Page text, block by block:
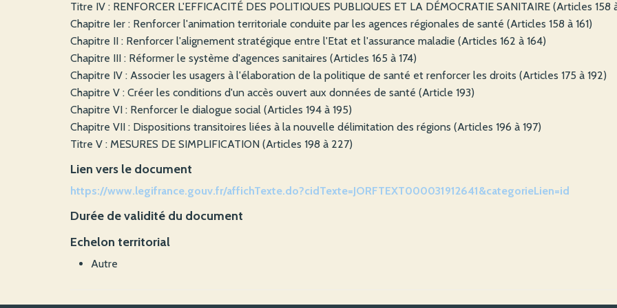
Titre IV : RENFORCER L'EFFICACITÉ DES POLITIQUES PUBLIQUES ET LA DÉMOCRATIE SANITAIRE (Articles 158
Chapitre Ier : Renforcer l'animation territoriale conduite par les agences régionales de santé (Articles 158 à 161)
Chapitre II : Renforcer l'alignement stratégique entre l'Etat et l'assurance maladie (Articles 162 à 164)
Chapitre III : Réformer le système d'agences sanitaires (Articles 165 à 174)
Chapitre IV : Associer les usagers à l'élaboration de la politique de santé et renforcer les droits (Articles 175 à 192)
Chapitre V : Créer les conditions d'un accès ouvert aux données de santé (Article 193)
Chapitre VI : Renforcer le dialogue social (Articles 194 à 195)
Chapitre VII : Dispositions transitoires liées à la nouvelle délimitation des régions (Articles 196 à 197)
Titre V : MESURES DE SIMPLIFICATION (Articles 198 à 227)
Lien vers le document
https://www.legifrance.gouv.fr/affichTexte.do?cidTexte=JORFTEXT000031912641&categorieLien=id
Durée de validité du document
Echelon territorial
Autre